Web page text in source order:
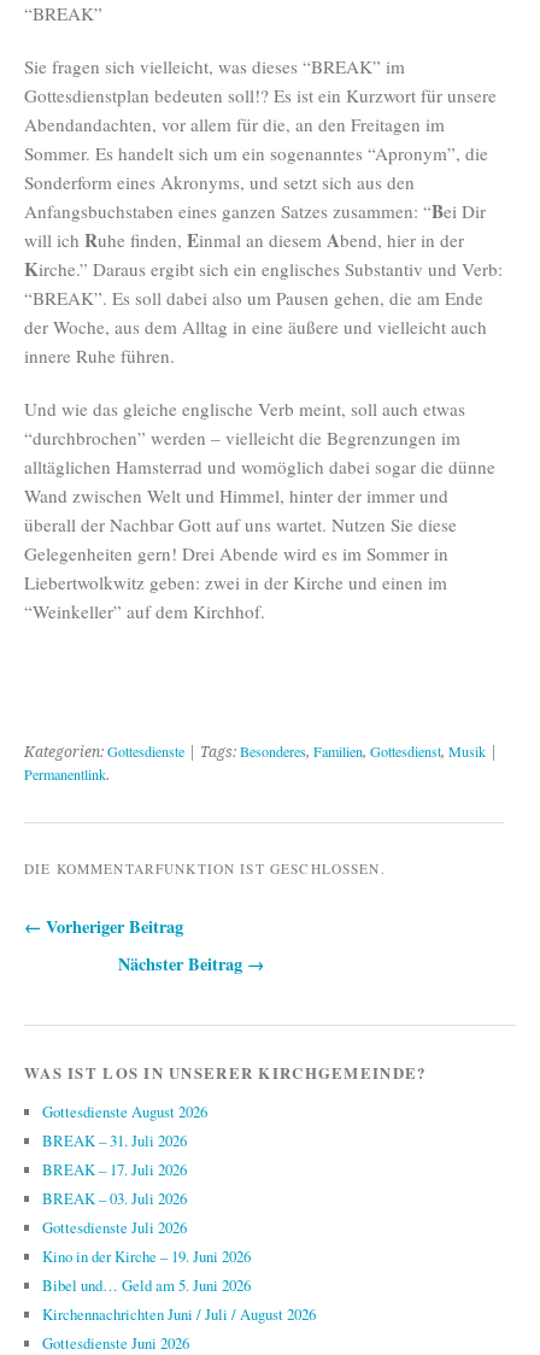
“BREAK”
Sie fragen sich vielleicht, was dieses “BREAK” im
Gottesdienstplan bedeuten soll!? Es ist ein Kurzwort für unsere
Abendandachten, vor allem für die, an den Freitagen im
Sommer. Es handelt sich um ein sogenanntes “Apronym”, die
Sonderform eines Akronyms, und setzt sich aus den
Anfangsbuchstaben eines ganzen Satzes zusammen: “Bei Dir
will ich Ruhe finden, Einmal an diesem Abend, hier in der
Kirche.” Daraus ergibt sich ein englisches Substantiv und Verb:
“BREAK”. Es soll dabei also um Pausen gehen, die am Ende
der Woche, aus dem Alltag in eine äußere und vielleicht auch
innere Ruhe führen.
Und wie das gleiche englische Verb meint, soll auch etwas
“durchbrochen” werden – vielleicht die Begrenzungen im
alltäglichen Hamsterrad und womöglich dabei sogar die dünne
Wand zwischen Welt und Himmel, hinter der immer und
überall der Nachbar Gott auf uns wartet. Nutzen Sie diese
Gelegenheiten gern! Drei Abende wird es im Sommer in
Liebertwolkwitz geben: zwei in der Kirche und einen im
“Weinkeller” auf dem Kirchhof.
Kategorien: Gottesdienste | Tags: Besonderes, Familien, Gottesdienst, Musik
Permanentlink.
DIE KOMMENTARFUNKTION IST GESCHLOSSEN.
Beitragsnavigation
← Vorheriger Beitrag
Nächster Beitrag →
WAS IST LOS IN UNSERER KIRCHGEMEINDE?
Gottesdienste August 2026
BREAK – 31. Juli 2026
BREAK – 17. Juli 2026
BREAK – 03. Juli 2026
Gottesdienste Juli 2026
Kino in der Kirche – 19. Juni 2026
Bibel und… Geld am 5. Juni 2026
Kirchennachrichten Juni / Juli / August 2026
Gottesdienste Juni 2026